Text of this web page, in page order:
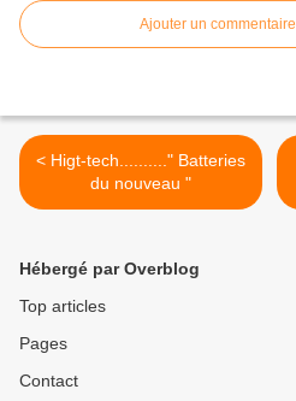
Ajouter un commentaire
< Higt-tech.........." Batteries
du nouveau "
Hébergé par Overblog
Top articles
Pages
Contact